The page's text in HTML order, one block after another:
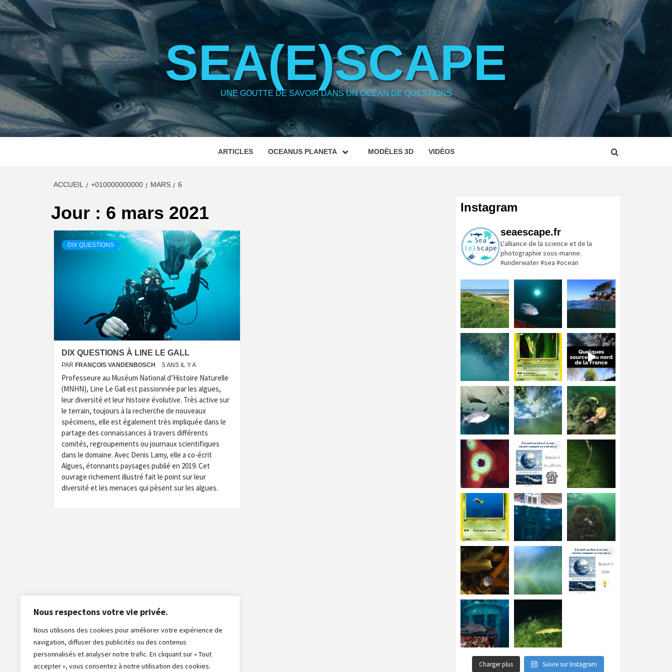
Nous respectons votre vie privée.
Nous utilisons des cookies pour améliorer votre expérience de
navigation, diffuser des publicités ou des contenus
personnalisés et analyser notre trafic. En cliquant sur « Tout
accepter », vous consentez à notre utilisation des cookies.
Aller
au
contenu
SEA(E)SCAPE
UNE GOUTTE DE SAVOIR DANS UN OCÉAN DE QUESTIONS
ARTICLES OCEANUS PLANETA MODÈLES 3D VIDÉOS
ACCUEIL +010000000000 MARS 6
Jour : 6 mars 2021
DIX QUESTIONS
DIX QUESTIONS À LINE LE GALL
PAR FRANÇOIS VANDENBOSCH 5 ANS IL Y A
Professeure au Muséum National d’Histoire Naturelle
(MNHN), Line Le Gall est passionnée par les algues,
leur diversité et leur histoire évolutive. Très active sur
le terrain, toujours à la recherche de nouveaux
spécimens, elle est également très impliquée dans le
partage des connaissances à travers différents
comités, regroupements ou journaux scientifiques
dans le domaine. Avec Denis Lamy, elle a co-écrit
Algues, étonnants paysages publié en 2019. Cet
ouvrage richement illustré fait le point sur leur
diversité et les menaces qui pèsent sur les algues.
Instagram
seaescape.fr
L'alliance de la science et de la
photographie sous-marine.
#underwater #sea #ocean
Charger plus Suivre sur Instagram